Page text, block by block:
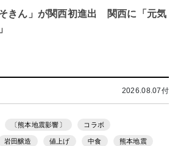
そきん」が関西初進出 関西に「元気
2026.08.07付
〔熊本地震影響〕 コラボ
岩田醸造 値上げ 中食 熊本地震